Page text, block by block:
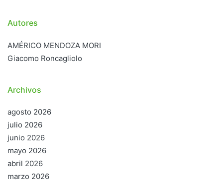
Autores
AMÉRICO MENDOZA MORI
Giacomo Roncagliolo
Archivos
agosto 2026
julio 2026
junio 2026
mayo 2026
abril 2026
marzo 2026